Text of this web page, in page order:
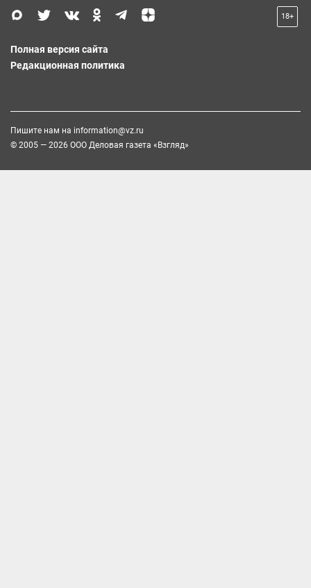
18+
Полная версия сайта
Редакционная политика
Пишите нам на information@vz.ru
© 2005 — 2026 ООО Деловая газета «Взгляд»